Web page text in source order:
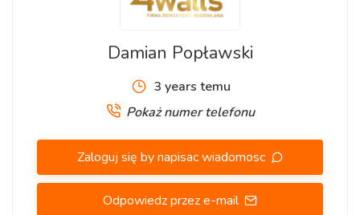
Damian Popławski
3 years temu
Pokaż numer telefonu
Zaloguj się by napisac wiadomosc
Odpowiedz przez e-mail